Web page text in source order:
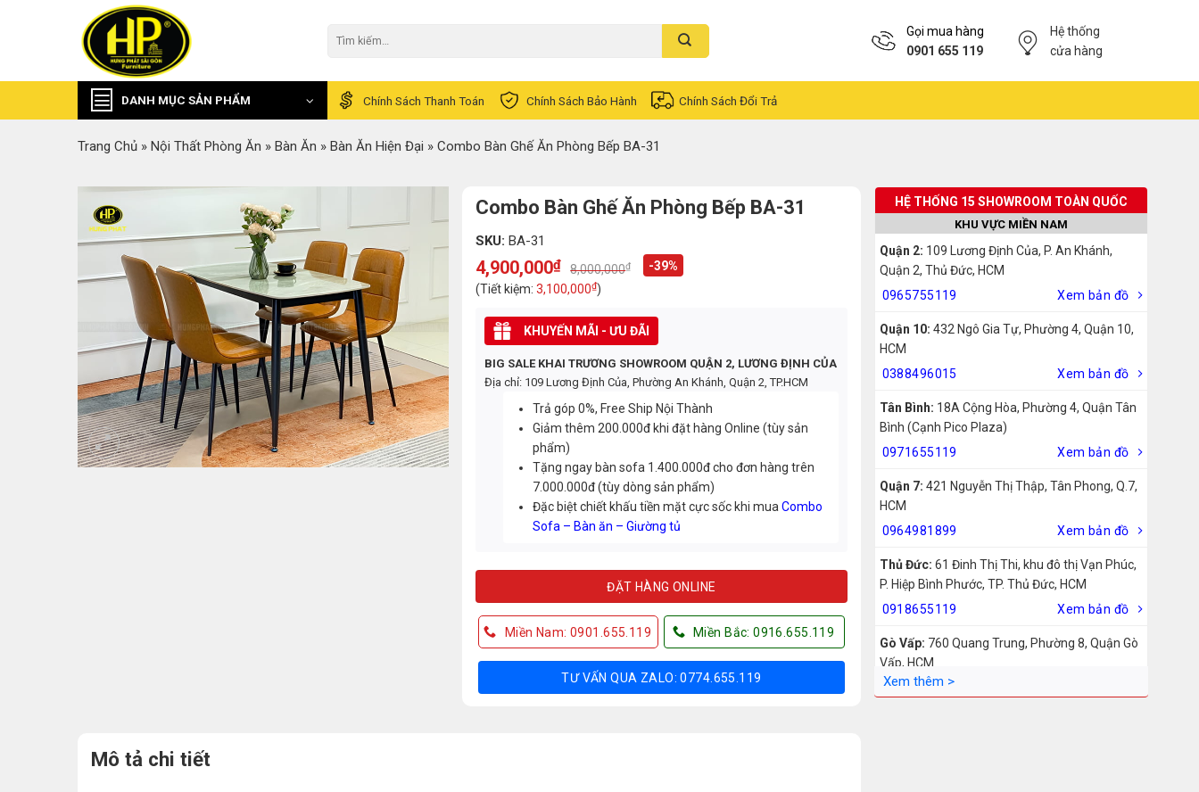
kiếm:
Gọi mua hàng
0901 655 119
Hệ thống
cửa hàng
DANH MỤC SẢN PHẨM Chính Sách Thanh Toán Chính Sách Bảo Hành Chính Sách Đổi Trả
Trang Chủ » Nội Thất Phòng Ăn » Bàn Ăn » Bàn Ăn Hiện Đại » Combo Bàn Ghế Ăn Phòng Bếp BA-31
HỆ THỐNG 15 SHOWROOM TOÀN QUỐC
KHU VỰC MIỀN NAM
Quận 2: 109 Lương Định Của, P. An Khánh,
Quận 2, Thủ Đức, HCM
0965755119
Xem bản đồ
Quận 10: 432 Ngô Gia Tự, Phường 4, Quận 10,
HCM
0388496015
Xem bản đồ
Tân Bình: 18A Cộng Hòa, Phường 4, Quận Tân
Bình (Cạnh Pico Plaza)
0971655119
Xem bản đồ
Quận 7: 421 Nguyễn Thị Thập, Tân Phong, Q.7,
HCM
0964981899
Xem bản đồ
Thủ Đức: 61 Đinh Thị Thi, khu đô thị Vạn Phúc,
P. Hiệp Bình Phước, TP. Thủ Đức, HCM
0918655119
Xem bản đồ
Gò Vấp: 760 Quang Trung, Phường 8, Quận Gò
Vấp, HCM
0942755119
Combo Bàn Ghế Ăn Phòng Bếp BA-31
SKU:BA-31
8,000,000₫
Original
price
was:
8,000,000₫.
4,900,000₫
Current
price
is:
4,900,000₫.
-39%
(Tiết kiệm:3,100,000₫)
KHUYẾN MÃI - ƯU ĐÃI
BIG SALE KHAI TRƯƠNG SHOWROOM QUẬN 2, LƯƠNG ĐỊNH CỦA
Địa chỉ: 109 Lương Định Của, Phường An Khánh, Quận 2, TP.HCM
Trả góp 0%, Free Ship Nội Thành
Giảm thêm 200.000đ khi đặt hàng Online (tùy sản
phẩm)
Tặng ngay bàn sofa 1.400.000đ cho đơn hàng trên
7.000.000đ (tùy dòng sản phẩm)
Đặc biệt chiết khấu tiền mặt cực sốc khi muaCombo
Sofa – Bàn ăn – Giường tủ
ĐẶT HÀNG ONLINE
Miền Nam: 0901.655.119 Miền Bắc: 0916.655.119
TƯ VẤN QUA ZALO: 0774.655.119
Mô tả chi tiết